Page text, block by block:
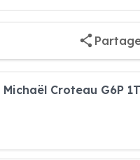
Croteau G6P